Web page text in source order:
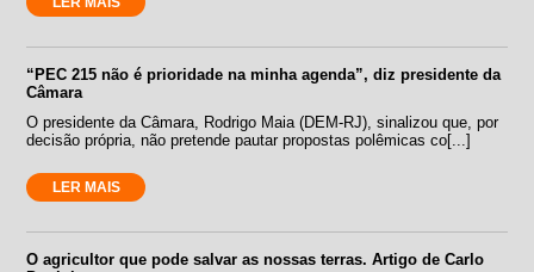
“PEC 215 não é prioridade na minha agenda”, diz presidente da
Câmara
O presidente da Câmara, Rodrigo Maia (DEM-RJ), sinalizou que, por
decisão própria, não pretende pautar propostas polêmicas co[...]
LER MAIS
O agricultor que pode salvar as nossas terras. Artigo de Carlo